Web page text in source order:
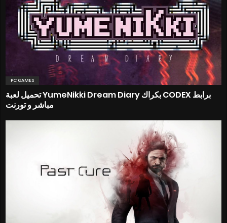
PC GAMES
تحميل لعبة YumeNikki Dream Diary بكراك CODEX برابط
مباشر و تورنت